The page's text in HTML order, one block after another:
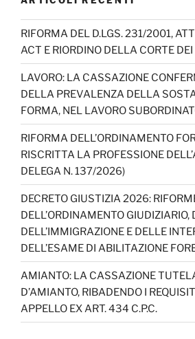
RIFORMA DEL D.LGS. 231/2001,
ACT E RIORDINO DELLA CORTE
LAVORO: LA CASSAZIONE
DELLA PREVALENZA DELLA
FORMA, NEL LAVORO
RIFORMA DELL’ORDINAMENTO
RISCRITTA LA PROFESSIONE
DELEGA N. 137/2026)
DECRETO GIUSTIZIA 2026:
DELL’ORDINAMENTO
DELL’IMMIGRAZIONE E DELLE
DELL’ESAME DI ABILITAZIONE
AMIANTO: LA CASSAZIONE
D’AMIANTO, RIBADENDO I
APPELLO EX ART. 434 C.P.C.